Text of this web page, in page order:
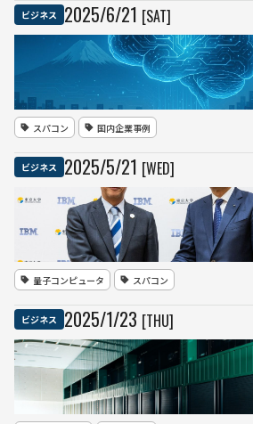
ビジネス 2025/6/21 [SAT]
スパコン 国内企業事例
ビジネス 2025/5/21 [WED]
量子コンピュータ スパコン
ビジネス 2025/1/23 [THU]